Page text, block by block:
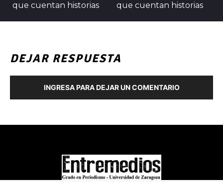
que cuentan historias
que cuentan historias
DEJAR RESPUESTA
INGRESA PARA DEJAR UN COMENTARIO